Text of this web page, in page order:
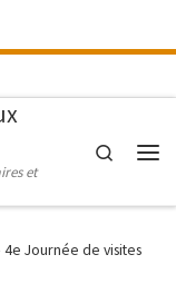
et
Search
4e Journée de visites